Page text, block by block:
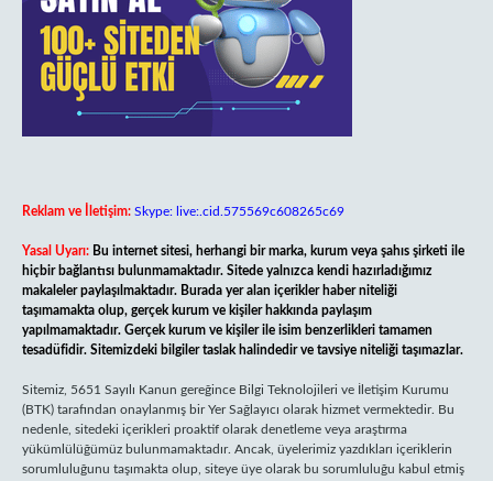
Reklam ve İletişim: Skype: live:.cid.575569c608265c69
Yasal Uyarı: Bu internet sitesi, herhangi bir marka, kurum veya şahıs şirketi ile
hiçbir bağlantısı bulunmamaktadır. Sitede yalnızca kendi hazırladığımız
makaleler paylaşılmaktadır. Burada yer alan içerikler haber niteliği
taşımamakta olup, gerçek kurum ve kişiler hakkında paylaşım
yapılmamaktadır. Gerçek kurum ve kişiler ile isim benzerlikleri tamamen
tesadüfidir. Sitemizdeki bilgiler taslak halindedir ve tavsiye niteliği taşımazlar.
Sitemiz, 5651 Sayılı Kanun gereğince Bilgi Teknolojileri ve İletişim Kurumu
(BTK) tarafından onaylanmış bir Yer Sağlayıcı olarak hizmet vermektedir. Bu
nedenle, sitedeki içerikleri proaktif olarak denetleme veya araştırma
yükümlülüğümüz bulunmamaktadır. Ancak, üyelerimiz yazdıkları içeriklerin
sorumluluğunu taşımakta olup, siteye üye olarak bu sorumluluğu kabul etmiş